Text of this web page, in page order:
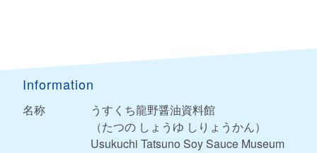
Information
名称
うすくち龍野醤油資料館
（たつの しょうゆ しりょうかん）
Usukuchi Tatsuno Soy Sauce Museum